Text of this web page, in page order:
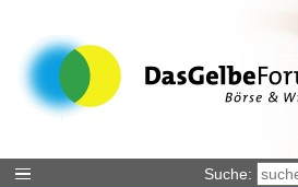
Suche: